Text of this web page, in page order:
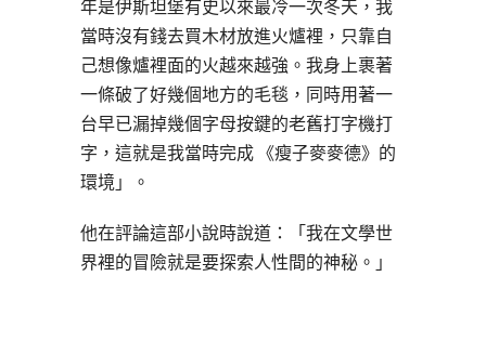
年是伊斯坦堡有史以來最冷一次冬天，我
當時沒有錢去買木材放進火爐裡，只靠自
己想像爐裡面的火越來越強。我身上裹著
一條破了好幾個地方的毛毯，同時用著一
台早已漏掉幾個字母按鍵的老舊打字機打
字，這就是我當時完成 《瘦子麥麥德》的
環境」。
他在評論這部小說時說道：「我在文學世
界裡的冒險就是要探索人性間的神秘。」